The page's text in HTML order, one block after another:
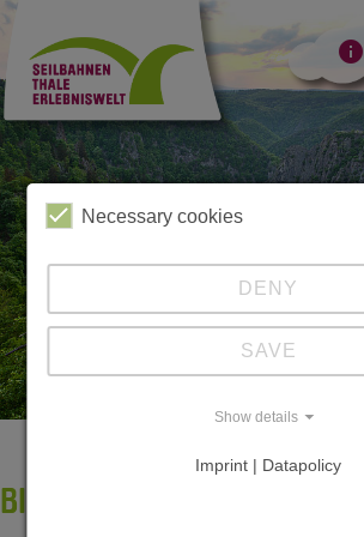
info
BILDERGALERIE BODETAL
Necessary cookies
DENY
SAVE
Show details
Imprint | Datapolicy